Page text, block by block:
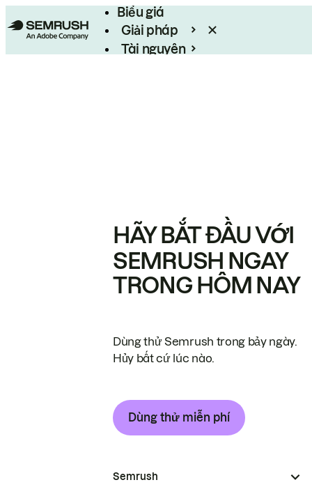
Biểu giá
Giải pháp
Tài nguyên
HÃY BẮT ĐẦU VỚI
SEMRUSH NGAY
TRONG HÔM NAY
Dùng thử Semrush trong bảy ngày.
Hủy bất cứ lúc nào.
Dùng thử miễn phí
Semrush